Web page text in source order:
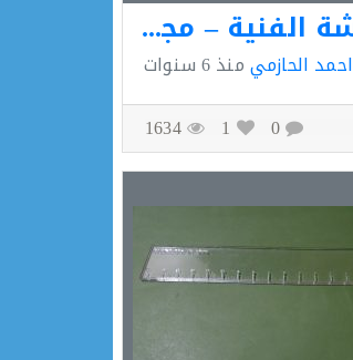
الورشة الفنية – مجمع الامير سلطان
احمد الحازميمنذ6 سنوات
0
1634